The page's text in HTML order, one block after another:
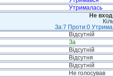
Утрималась
Не
За:7 Проти:0
Відсутній
За
Відсутній
Відсутня
Відсутній
Не голосував